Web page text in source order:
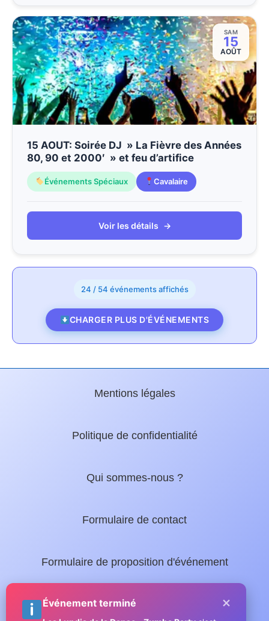
SAM
15
AOÛT
15 AOUT: Soirée DJ » La Fièvre des Années
80, 90 et 2000′ » et feu d’artifice
Événements Spéciaux Cavalaire
Voir les détails →
24 / 54 événements affichés
CHARGER PLUS D'ÉVÉNEMENTS
Mentions légales
Politique de confidentialité
Qui sommes-nous ?
Formulaire de contact
Formulaire de proposition d'événement
Nos guides locaux :
Événement terminé ×